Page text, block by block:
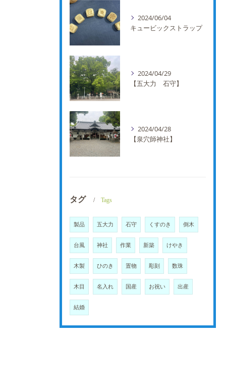
2024/06/04
キュービックストラップ
2024/04/29
【五大力 石守】
2024/04/28
【泉穴師神社】
タグ Tags
製品 五大力 石守 くすのき 倒木
台風 神社 作業 新築 けやき
木製 ひのき 置物 彫刻 数珠
木目 名入れ 国産 お祝い 出産
結婚